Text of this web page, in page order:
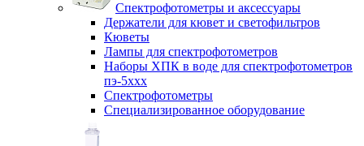
Спектрофотометры и аксессуары
Держатели для кювет и светофильтров
Кюветы
Лампы для спектрофотометров
Наборы ХПК в воде для спектрофотометров
пэ-5ххх
Спектрофотометры
Специализированное оборудование